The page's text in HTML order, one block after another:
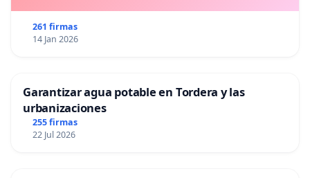
261 firmas
14 Jan 2026
Garantizar agua potable en Tordera y las
urbanizaciones
255 firmas
22 Jul 2026